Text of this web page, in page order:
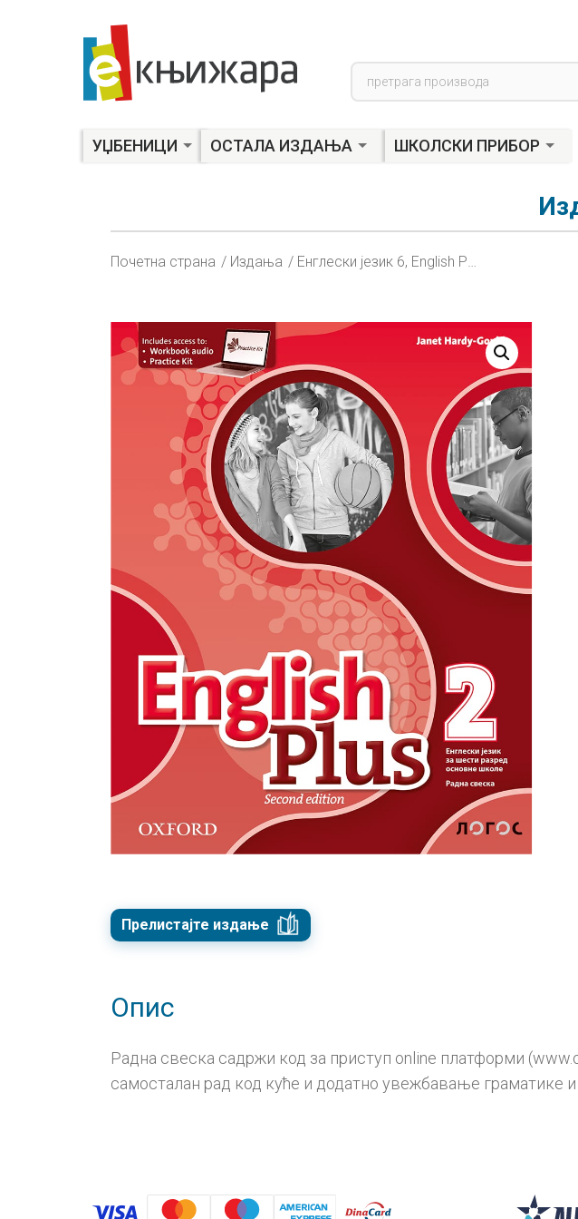
Products
search
УЏБЕНИЦИ ОСТАЛА ИЗДАЊА ШКОЛСКИ ПРИБОР
Почетна страна Издања
Прелистајте издање
Опис
Радна свеска садржи код за приступ online платформи
самосталан рад код куће и додатно увежбавање граматике